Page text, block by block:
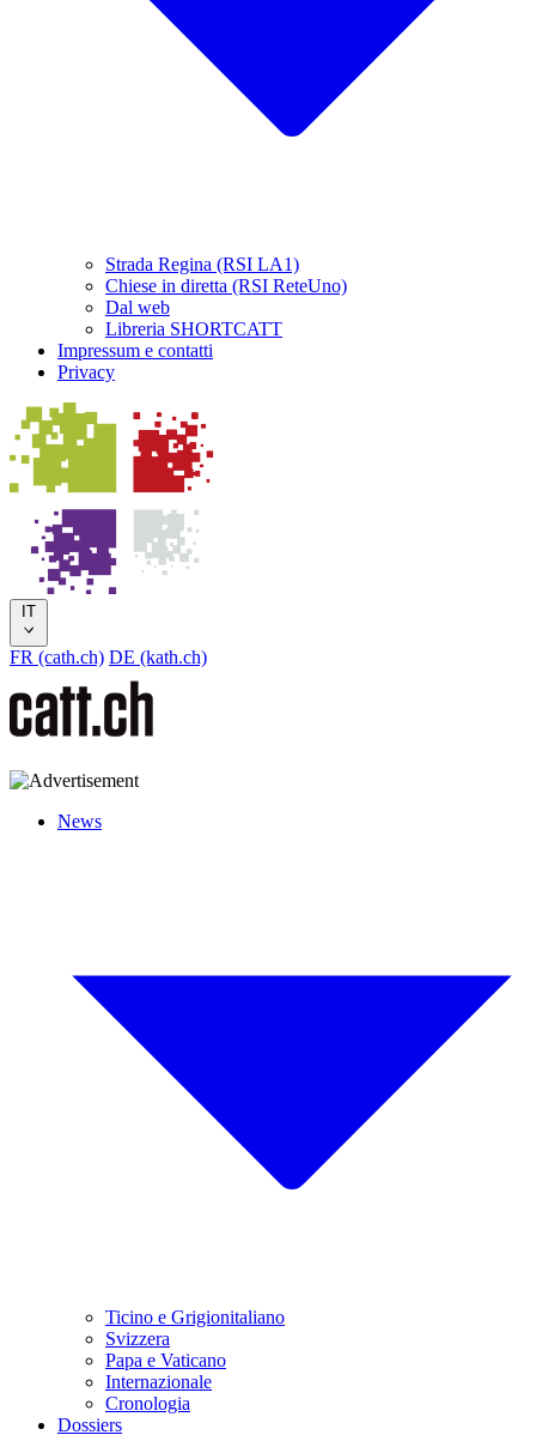
Strada Regina (RSI LA1)
Chiese in diretta (RSI ReteUno)
Dal web
Libreria SHORTCATT
Impressum e contatti
Privacy
IT
FR (cath.ch) DE (kath.ch)
News
Ticino e Grigionitaliano
Svizzera
Papa e Vaticano
Internazionale
Cronologia
Dossiers